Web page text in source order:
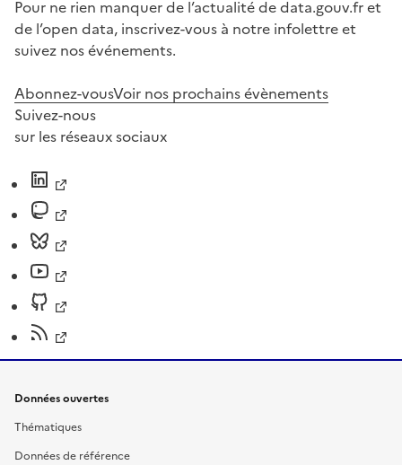
Pour ne rien manquer de l’actualité de data.gouv.fr et
de l’open data, inscrivez-vous à notre infolettre et
suivez nos événements.
Abonnez-vousVoir nos prochains évènements
Suivez-nous
sur les réseaux sociaux
Données ouvertes
Thématiques
Données de référence